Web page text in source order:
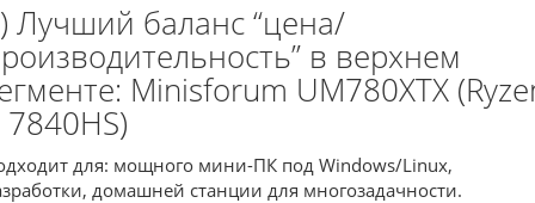
Лучший баланс “цена/
в верхнем
Minisforum UM780XTX
для: мощного мини-ПК под Windows/Linux,
домашней станции для многозадачности.